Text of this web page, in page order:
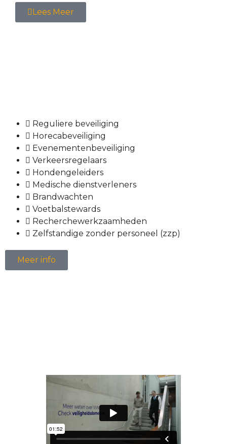
Lees Meer
Reguliere beveiliging
Horecabeveiliging
Evenementenbeveiliging
Verkeersregelaars
Hondengeleiders
Medische dienstverleners
Brandwachten
Voetbalstewards
Recherchewerkzaamheden
Zelfstandige zonder personeel (zzp)
Meer info